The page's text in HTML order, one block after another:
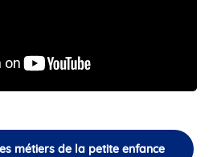
métiers de la petite enfance